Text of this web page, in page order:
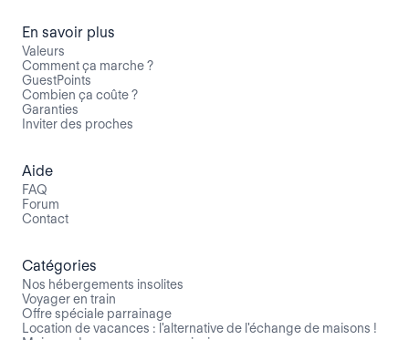
En savoir plus
Valeurs
Comment ça marche ?
GuestPoints
Combien ça coûte ?
Garanties
Inviter des proches
Aide
FAQ
Forum
Contact
Catégories
Nos hébergements insolites
Voyager en train
Offre spéciale parrainage
Location de vacances : l'alternative de l'échange de maisons !